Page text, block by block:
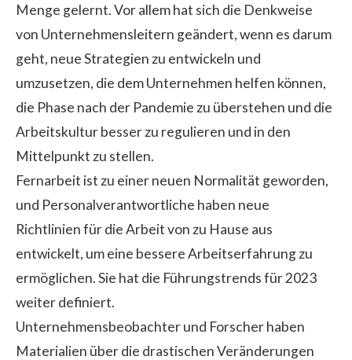
Menge gelernt. Vor allem hat sich die Denkweise
von Unternehmensleitern geändert, wenn es darum
geht, neue Strategien zu entwickeln und
umzusetzen, die dem Unternehmen helfen können,
die Phase nach der Pandemie zu überstehen und die
Arbeitskultur besser zu regulieren und in den
Mittelpunkt zu stellen.
Fernarbeit ist zu einer neuen Normalität geworden,
und Personalverantwortliche haben neue
Richtlinien für dieArbeit von zu Hause aus
entwickelt, um eine bessere Arbeitserfahrung zu
ermöglichen. Sie hat die Führungstrends für 2023
weiter definiert.
Unternehmensbeobachter und Forscher haben
Materialien über die drastischen Veränderungen